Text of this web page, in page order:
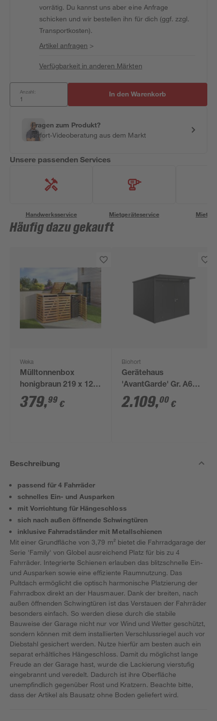
vorrätig. Du kannst uns aber eine Anfrage
schicken und wir bestellen ihn für dich (ggf. zzgl.
Transportkosten).
Artikel anfragen >
Verfügbarkeit in anderen Märkten
Anzahl: In den Warenkorb
Fragen zum Produkt?
Sofort-Videoberatung aus dem Markt
Unsere passenden Services
Handwerksservice Mietgeräteservice
Häufig dazu gekauft
Weka
Mülltonnenbox
honigbraun 219 x 122
x 92 cm
379,99 €
Biohort
Gerätehaus
'AvantGarde' Gr. A6
dunkelgrau-metallic
260 x 260 cm mit
2.109,00 €
Beschreibung
passend für 4 Fahrräder
schnelles Ein- und Ausparken
mit Vorrichtung für Hängeschloss
sich nach außen öffnende Schwingtüren
inklusive Fahrradständer mit Metallschienen
Mit einer Grundfläche von 3,79 m² bietet die Fahrradgarage der
Serie 'Family' von Globel ausreichend Platz für bis zu 4
Fahrräder. Integrierte Schienen erlauben das blitzschnelle Ein-
und Ausparken sowie eine effiziente Raumnutzung. Das
Pultdach ermöglicht die optisch harmonische Platzierung der
Fahrradbox direkt an der Hausmauer. Dank der breiten, nach
außen öffnenden Schwingtüren ist das Verstauen der Fahrräder
besonders einfach. So werden diese durch die stabile
Bauweise der Garage nicht nur vor Wind und Wetter geschützt,
sondern können mit dem installierten Verschlussriegel auch vor
Diebstahl gesichert werden. Nutze hierfür am besten auch ein
separat erhältliches Hängeschloss. Damit du möglichst lange
Freude an der Garage hast, wurde die Lackierung vierstufig
eingebrannt und veredelt. Dadurch ist ihre Oberfläche
unempfindlich gegenüber Rost und Kratzern. Beachte bitte,
dass der Artikel als Bausatz ohne Boden geliefert wird.